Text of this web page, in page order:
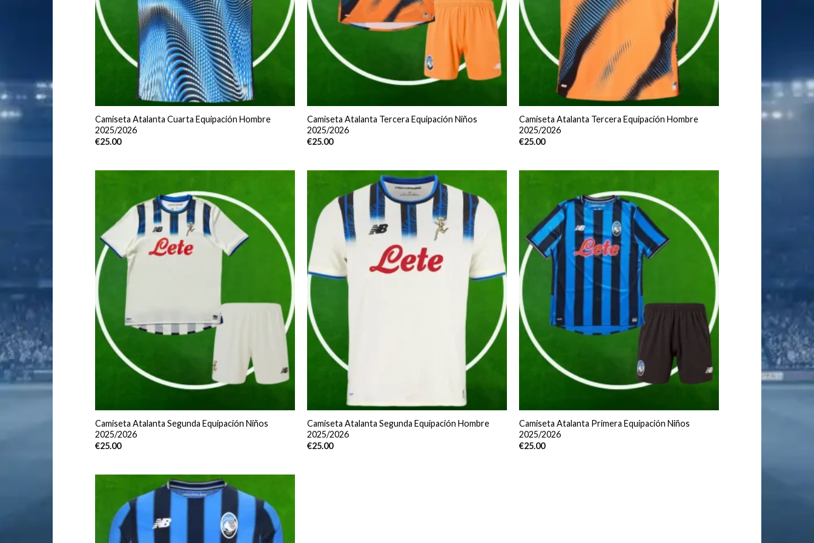
Camiseta Atalanta Cuarta Equipación Hombre
2025/2026
€25.00
Camiseta Atalanta Tercera Equipación Niños
2025/2026
€25.00
Camiseta Atalanta Tercera Equipación Hombre
2025/2026
€25.00
Camiseta Atalanta Segunda Equipación Niños
2025/2026
€25.00
Camiseta Atalanta Segunda Equipación Hombre
2025/2026
€25.00
Camiseta Atalanta Primera Equipación Niños
2025/2026
€25.00